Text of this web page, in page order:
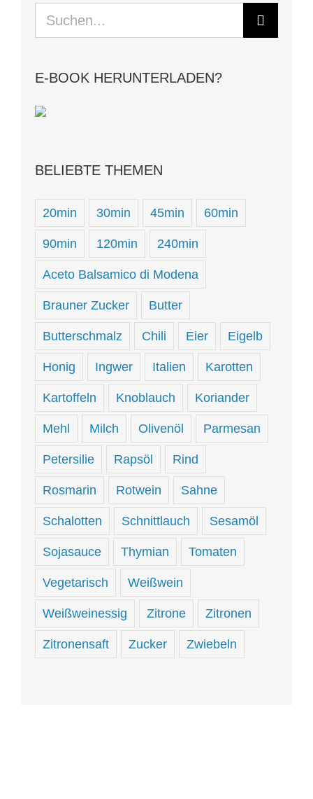
Suche
nach:
E-BOOK HERUNTERLADEN?
BELIEBTE THEMEN
20min 30min 45min 60min
90min 120min 240min
Aceto Balsamico di Modena
Brauner Zucker Butter
Butterschmalz Chili Eier Eigelb
Honig Ingwer Italien Karotten
Kartoffeln Knoblauch Koriander
Mehl Milch Olivenöl Parmesan
Petersilie Rapsöl Rind
Rosmarin Rotwein Sahne
Schalotten Schnittlauch Sesamöl
Sojasauce Thymian Tomaten
Vegetarisch Weißwein
Weißweinessig Zitrone Zitronen
Zitronensaft Zucker Zwiebeln